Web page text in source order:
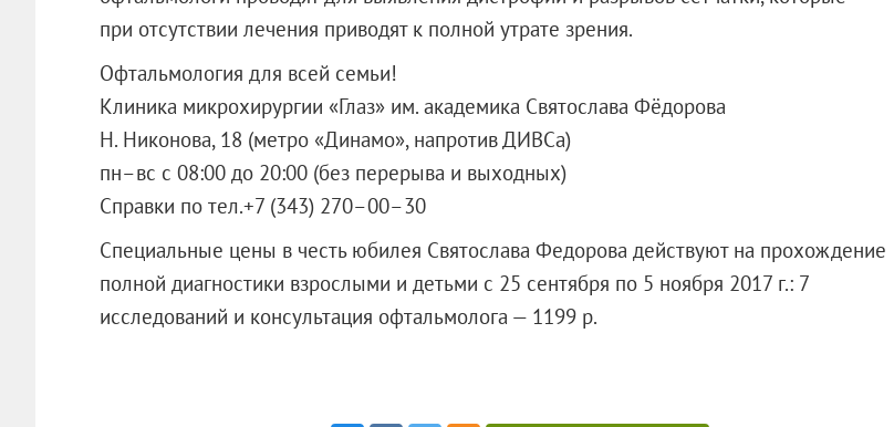
при отсутствии лечения приводят к полной утрате зрения.
Офтальмология для всей семьи!
Клиника микрохирургии «Глаз» им. академика Святослава Фёдорова
Н. Никонова, 18 (метро «Динамо», напротив ДИВСа)
пн–вс с 08:00 до 20:00 (без перерыва и выходных)
Справки по тел.+7 (343) 270–00–30
Специальные цены в честь юбилея Святослава Федорова действуют на прохождение
полной диагностики взрослыми и детьми с 25 сентября по 5 ноября 2017 г.: 7
исследований и консультация офтальмолога — 1199 р.